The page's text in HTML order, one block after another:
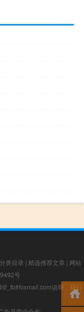
类目录 | 精选推荐文章 | 网站
号
f_fb#foxmail.com说明，我们